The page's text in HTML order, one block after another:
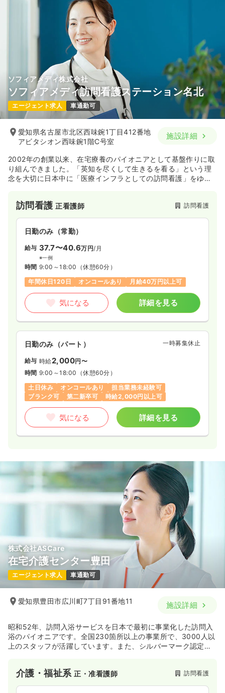
ソフィアメディ株式会社
ソフィアメディ訪問看護ステーション名北
エージェント求人 車通勤可
愛知県名古屋市北区西味鋺1丁目412番地
アビタシオン西味鋺1階C号室
施設詳細
2002年の創業以来、在宅療養のパイオニアとして基盤作りに取
り組んできました。「英知を尽くして生きるを看る」という理
念を大切に日本中に「医療インフラとしての訪問看護」をゆき
す。
訪問看護正看護師 訪問看護
日勤のみ（常勤）
給与 37.7〜40.6万円/月
※一例
時間 9:00～18:00 （休憩60分）
年間休日120日
オンコールあり 月給40万円以上可
気になる 詳細を見る
日勤のみ（パート） 一時募集休止
給与 時給2,000円〜
時間 9:00～18:00 （休憩60分）
土日休み
オンコールあり
担当業務未経験可
ブランク可
第二新卒可 時給2,000円以上可
気になる 詳細を見る
株式会社ASCare
在宅介護センター豊田
エージェント求人 車通勤可
愛知県豊田市広川町7丁目91番地11 施設詳細
昭和52年、訪問入浴サービスを日本で最初に事業化した訪問入
浴のパイオニアです。全国230箇所以上の事業所で、3000人以
上のスタッフが活躍しています。また、シルバーマーク認定第
介護・福祉系正・准看護師 訪問看護